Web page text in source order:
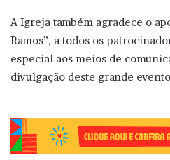
A Igreja também agradece o
Ramos”, a todos os
especial aos meios de
divulgação deste grande